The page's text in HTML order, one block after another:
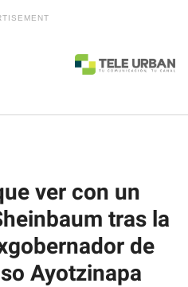
ver con un
tras la
de
Ayotzinapa